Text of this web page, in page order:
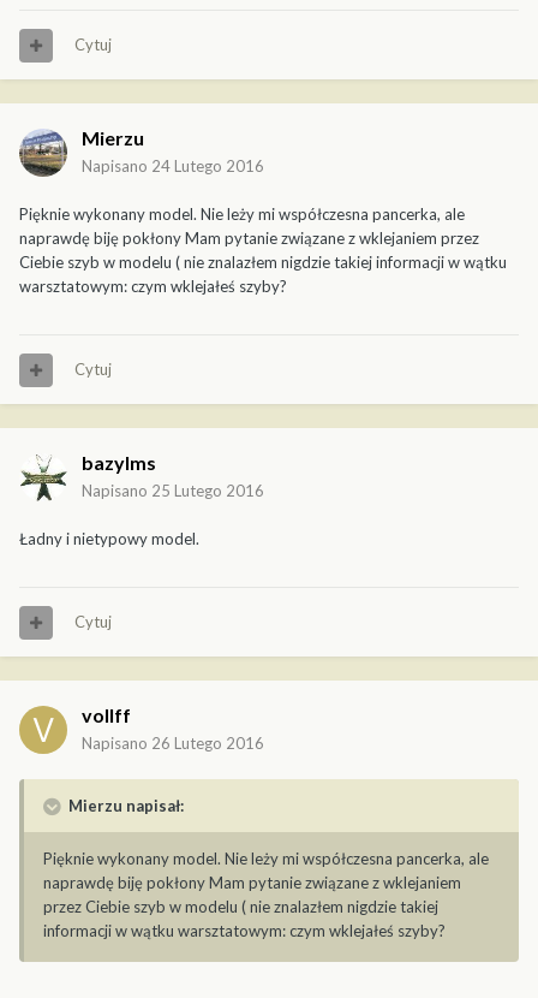
Cytuj
Mierzu
Napisano 24 Lutego 2016
Pięknie wykonany model. Nie leży mi współczesna pancerka, ale
naprawdę biję pokłony Mam pytanie związane z wklejaniem przez
Ciebie szyb w modelu ( nie znalazłem nigdzie takiej informacji w wątku
warsztatowym: czym wklejałeś szyby?
Cytuj
bazylms
Napisano 25 Lutego 2016
Ładny i nietypowy model.
Cytuj
vollff
Napisano 26 Lutego 2016
Mierzu napisał:
Pięknie wykonany model. Nie leży mi współczesna pancerka, ale
naprawdę biję pokłony Mam pytanie związane z wklejaniem
przez Ciebie szyb w modelu ( nie znalazłem nigdzie takiej
informacji w wątku warsztatowym: czym wklejałeś szyby?